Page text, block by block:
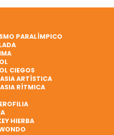
PARALÍMPICO
CIEGOS
ARTÍSTICA
RÍTMICA
HIERBA